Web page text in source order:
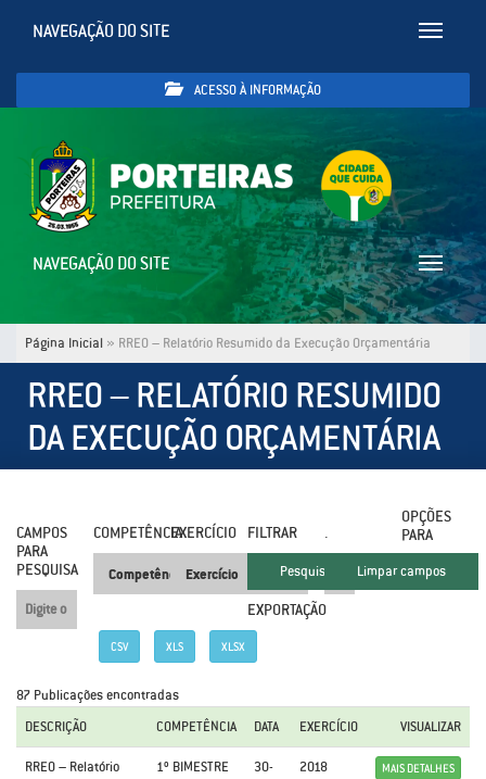
Toggle
NAVEGAÇÃO DO SITE
ACESSO À INFORMAÇÃO
Toggle
NAVEGAÇÃO DO SITE
Página Inicial » RREO – Relatório Resumido da Execução Orçamentária
RREO – RELATÓRIO RESUMIDO
DA EXECUÇÃO ORÇAMENTÁRIA
CAMPOS
PARA
PESQUISA
COMPETÊNCIAEXERCÍCIO FILTRAR .
OPÇÕES
PARA
EXPORTAÇÃO
CSV XLS XLSX
87 Publicações encontradas
DESCRIÇÃO
COMPETÊNCIA DATA EXERCÍCIO VISUALIZAR
RREO – Relatório
1º BIMESTRE
30-
2018 MAIS DETALHES